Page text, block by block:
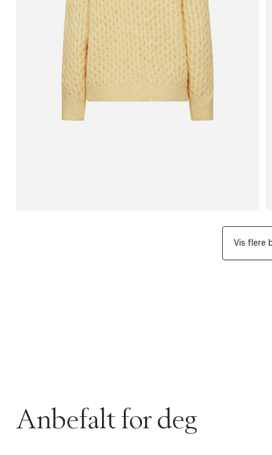
Vis flere
Anbefalt for deg